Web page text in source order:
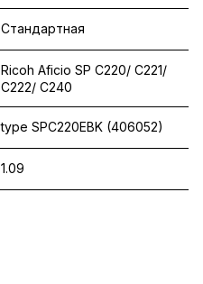
Стандартная
Ricoh Aficio SP C220/ C221/
C222/ C240
type SPC220EBK (406052)
1.09